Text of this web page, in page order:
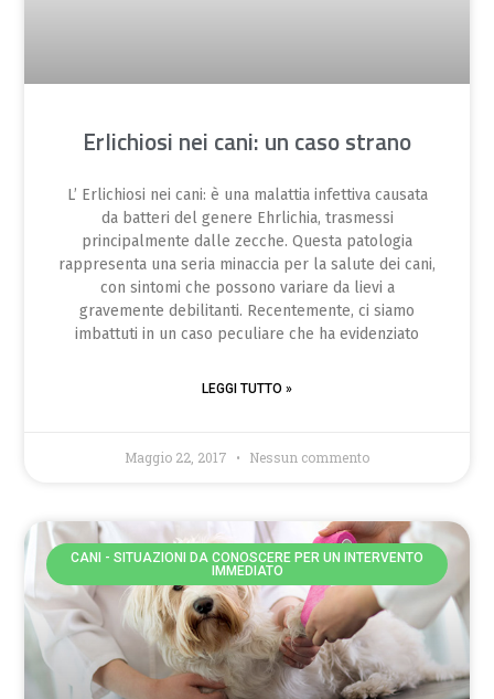
Erlichiosi nei cani: un caso strano
L’ Erlichiosi nei cani: è una malattia infettiva causata
da batteri del genere Ehrlichia, trasmessi
principalmente dalle zecche. Questa patologia
rappresenta una seria minaccia per la salute dei cani,
con sintomi che possono variare da lievi a
gravemente debilitanti. Recentemente, ci siamo
imbattuti in un caso peculiare che ha evidenziato
LEGGI TUTTO »
Maggio 22, 2017 Nessun commento
CANI - SITUAZIONI DA CONOSCERE PER UN INTERVENTO
IMMEDIATO